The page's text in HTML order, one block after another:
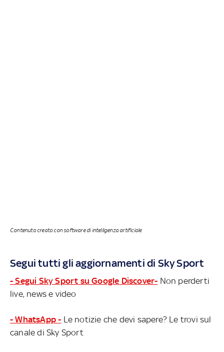
Contenuto creato con software di intelligenza artificiale
Segui tutti gli aggiornamenti di Sky Sport
- Segui Sky Sport su Google Discover- Non perderti
live, news e video
- WhatsApp - Le notizie che devi sapere? Le trovi sul
canale di Sky Sport